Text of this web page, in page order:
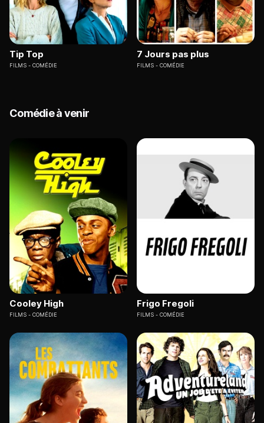
Tip Top
FILMS COMÉDIE
7 Jours pas plus
FILMS COMÉDIE
Comédie à venir
Cooley High
FILMS COMÉDIE
Frigo Fregoli
FILMS COMÉDIE